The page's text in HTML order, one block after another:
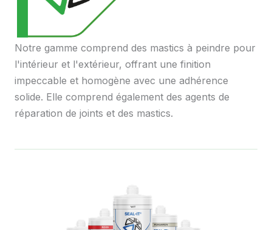
Notre gamme comprend des mastics à peindre pour
l'intérieur et l'extérieur, offrant une finition
impeccable et homogène avec une adhérence
solide. Elle comprend également des agents de
réparation de joints et des mastics.